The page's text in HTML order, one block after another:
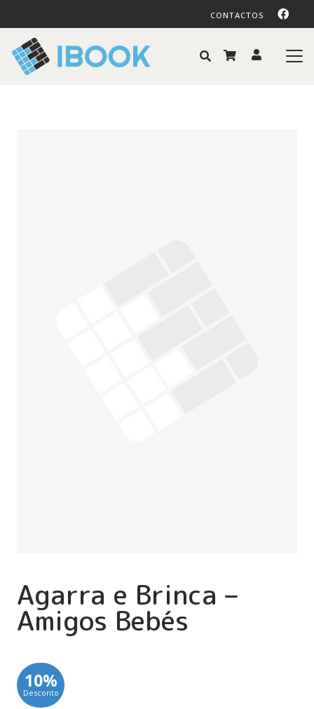
CONTACTOS
Agarra e Brinca –
Amigos Bebés
10%
Desconto